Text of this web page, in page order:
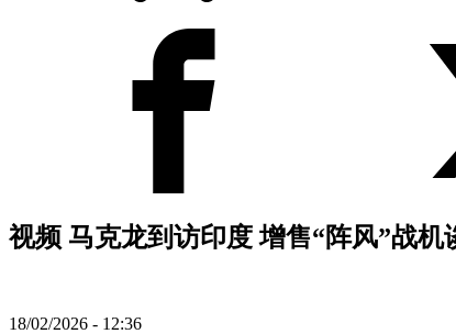
视频 马克龙到访印度 增售“阵风”战
18/02/2026 - 12:36